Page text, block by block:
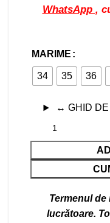
WhatsApp ,
MARIME
34 35 36
↔ GHID DE
Termenul de
lucrătoare.